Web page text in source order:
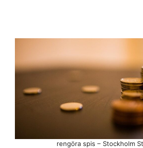
rengöra spis – Stockholm